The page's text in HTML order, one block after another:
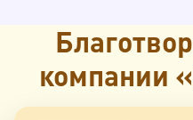
компании